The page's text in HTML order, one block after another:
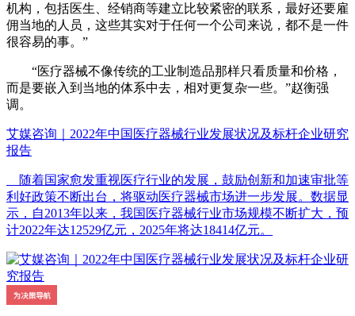
机构，包括医生、经销商等建立比较紧密的联系，最好还要雇
佣当地的人员，这些其实对于任何一个公司来说，都不是一件
很容易的事。”
“医疗器械不像传统的工业制造品那样只看质量和价格，
而是要嵌入到当地的体系中去，相对更复杂一些。”赵衡强
调。
艾媒咨询｜2022年中国医疗器械行业发展状况及标杆企业研究
报告
随着国家愈发重视医疗行业的发展，鼓励创新和加速审批等
利好政策不断出台，将驱动医疗器械市场进一步发展。数据显
示，自2013年以来，我国医疗器械行业市场规模不断扩大，预
计2022年达12529亿元，2025年将达18414亿元。